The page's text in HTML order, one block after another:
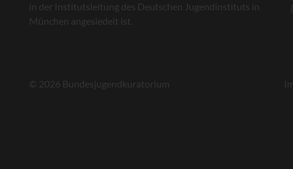
in der Institutsleitung des Deutschen Jugendinstituts in
München angesiedelt ist.
© 2026 Bundesjugendkuratorium